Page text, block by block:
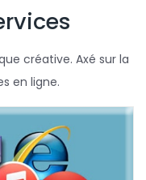
créative. Axé sur la
en ligne.